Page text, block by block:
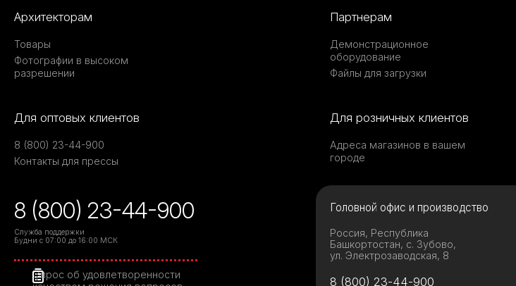
Архитекторам
Товары
Фотографии в высоком
разрешении
Партнерам
Демонстрационное
оборудование
Файлы для загрузки
Для оптовых клиентов
8 (800) 23-44-900
Контакты для прессы
Для розничных клиентов
Адреса магазинов в вашем
городе
8 (800) 23-44-900
Служба поддержки
Будни с 07:00 до 16:00 МСК
Опрос об удовлетворенности
Головной офис и производство
Россия, Республика
Башкортостан, с. Зубово,
ул. Электрозаводская, 8
8 (800) 23-44-900